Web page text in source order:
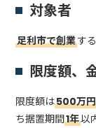
対象者
足利市で創業す
限度額、
限度額は500万円
ち据置期間1年以